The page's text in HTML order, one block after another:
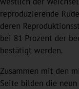
reproduzierende
deren
bei 81 Prozent der
bestätigt werden.
Zusammen mit den
Seite bilden die